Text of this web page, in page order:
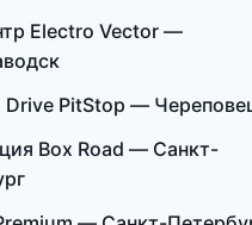
Electro Vector —
Drive PitStop —
Box Road — Санкт-